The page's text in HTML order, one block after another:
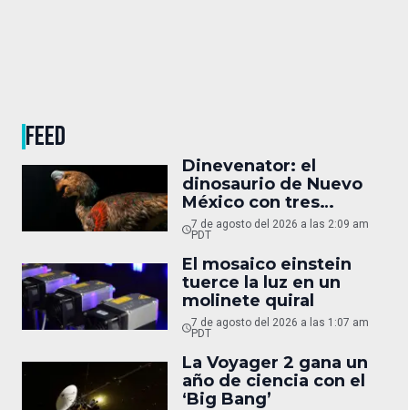
FEED
Dinevenator: el
dinosaurio de Nuevo
México con tres
nombres
7 de agosto del 2026 a las 2:09 am
PDT
El mosaico einstein
tuerce la luz en un
molinete quiral
7 de agosto del 2026 a las 1:07 am
PDT
La Voyager 2 gana un
año de ciencia con el
‘Big Bang’